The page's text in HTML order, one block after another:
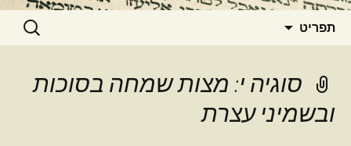
תפריט חיפוש:
סוגיה י: מצות שמחה בסוכות
ובשמיני עצרת